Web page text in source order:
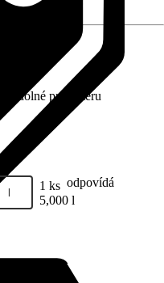
2 - odolné proti otěru
l 1 ks odpovídá
5,000 l